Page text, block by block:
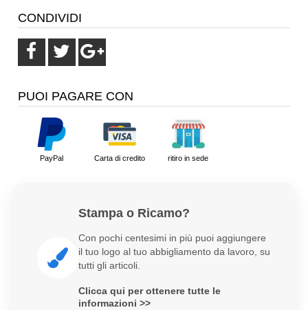
CONDIVIDI
PUOI PAGARE CON
PayPal Carta di credito ritiro in sede
Stampa o Ricamo?
Con pochi centesimi in più puoi aggiungere
il tuo logo al tuo abbigliamento da lavoro, su
tutti gli articoli.
Clicca qui per ottenere tutte le
informazioni >>